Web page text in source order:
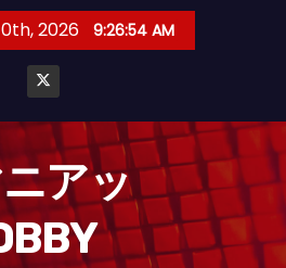
2026 9:26:55 AM
アッ